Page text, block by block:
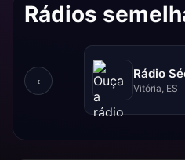
Rádios
‹
Rádio
Vitória, ES